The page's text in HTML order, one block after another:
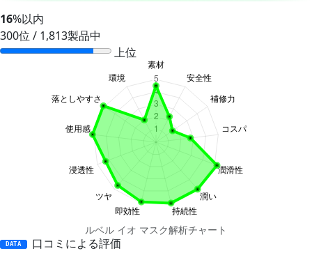
16%以内
300位 / 1,813製品中
上位
ルベル イオ マスク解析チャート
DATA 口コミによる評価